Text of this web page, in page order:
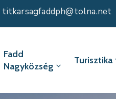
titkarsagfaddph@tolna.net
Fadd
Nagyközség
Turisztika